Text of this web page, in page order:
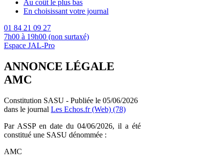
Au coût le plus bas
En choisissant votre journal
01 84 21 09 27
7h00 à 19h00 (non surtaxé)
Espace JAL-Pro
ANNONCE LÉGALE
AMC
Constitution SASU - Publiée le 05/06/2026
dans le journal Les Echos.fr (Web) (78)
Par ASSP en date du 04/06/2026, il a été
constitué une SASU dénommée :
AMC